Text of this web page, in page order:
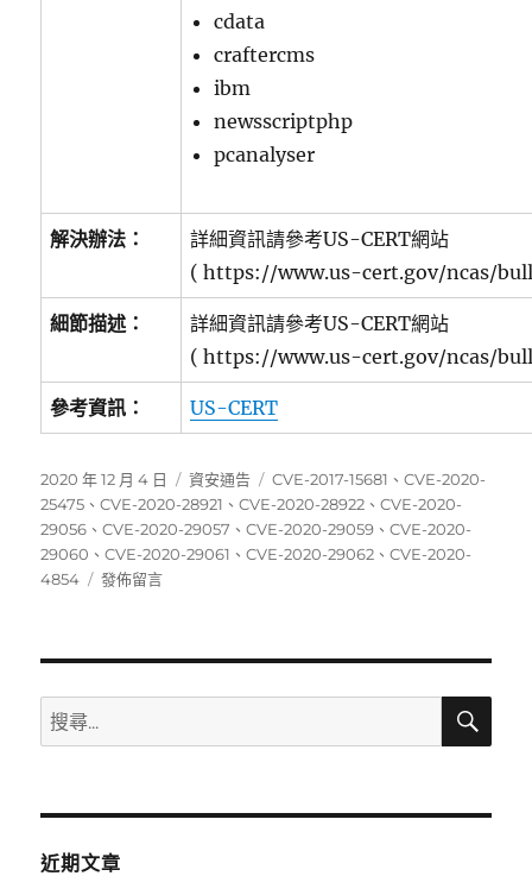
cdata
craftercms
ibm
newsscriptphp
pcanalyser
解決辦法：
詳細資訊請參考US-CERT網站
( https://www.us-cert.gov/ncas/
細節描述：
詳細資訊請參考US-CERT網站
( https://www.us-cert.gov/ncas/
參考資訊： US-CERT
發
佈
日
期:
2020 年 12 月 4 日
分
類
資安通告
標
籤
CVE-2017-15681 、CVE-2020-
25475 、CVE-2020-28921 、CVE-2020-28922 、CVE-2020-
29056 、CVE-2020-29057 、CVE-2020-29059 、CVE-2020-
29060 、CVE-2020-29061 、CVE-2020-29062 、CVE-2020-
4854
在
點
脅
報〉
發佈留言
搜
尋
鍵
搜
近期文章